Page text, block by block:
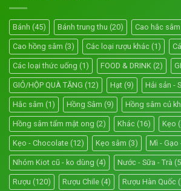
Bánh (45) Bánh trung thu (20) Cao hắc sâm
Cao hồng sâm (3) Các loại rượu khác (1)
Các loại thức uống (1) FOOD & DRINK (2)
GIỎ/HỘP QUÀ TẶNG (12) Hạt (9) Hải sản -
Hắc sâm (1) Hồng Sâm (9) Hồng sâm củ
Hồng sâm tẩm mật ong (2) Khác (16) Kẹo
Kẹo - Chocolate (12) Kẹo sâm (3) Mì - Gạo
Nhóm Kiot cũ - ko dùng (4) Nước - Sữa - Trà
Rượu (120) Rượu Chile (4) Rượu Hàn Quốc